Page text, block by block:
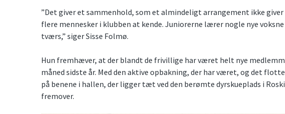
”Det giver et sammenhold, som et almindeligt arrangement ikke
flere mennesker i klubben at kende. Juniorerne lærer nogle nye voksne
tværs,” siger Sisse Folmø.
Hun fremhæver, at der blandt de frivillige har været helt nye
måned sidste år. Med den aktive opbakning, der har været, og det
på benene i hallen, der ligger tæt ved den berømte dyrskueplads i
fremover.